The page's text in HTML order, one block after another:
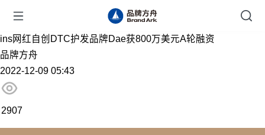
ins网红自创DTC护发品牌Dae获800万美元A轮融资
品牌方舟
2022-12-09 05:43
2907